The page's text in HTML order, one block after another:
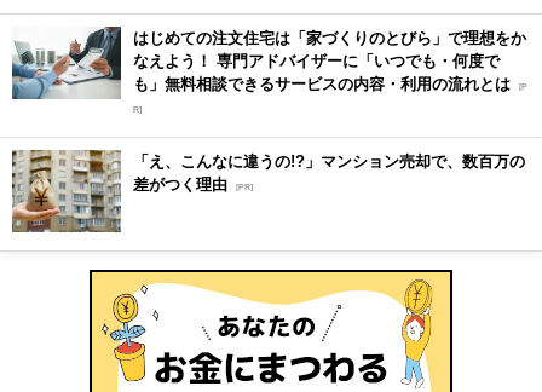
はじめての注文住宅は「家づくりのとびら」で理想をか
なえよう！ 専門アドバイザーに「いつでも・何度で
も」無料相談できるサービスの内容・利用の流れとは [P
R]
「え、こんなに違うの!?」マンション売却で、数百万の
差がつく理由 [PR]